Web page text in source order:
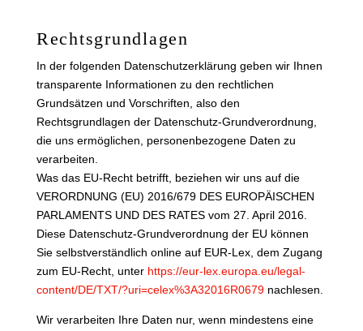
Rechtsgrundlagen
In der folgenden Datenschutzerklärung geben wir Ihnen
transparente Informationen zu den rechtlichen
Grundsätzen und Vorschriften, also den
Rechtsgrundlagen der Datenschutz-Grundverordnung,
die uns ermöglichen, personenbezogene Daten zu
verarbeiten.
Was das EU-Recht betrifft, beziehen wir uns auf die
VERORDNUNG (EU) 2016/679 DES EUROPÄISCHEN
PARLAMENTS UND DES RATES vom 27. April 2016.
Diese Datenschutz-Grundverordnung der EU können
Sie selbstverständlich online auf EUR-Lex, dem Zugang
zum EU-Recht, unter https://eur-lex.europa.eu/legal-
content/DE/TXT/?uri=celex%3A32016R0679nachlesen.
Wir verarbeiten Ihre Daten nur, wenn mindestens eine